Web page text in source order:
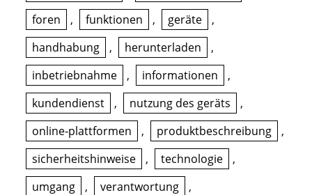
foren
, funktionen , geräte
,
handhabung
, herunterladen
,
inbetriebnahme
, informationen
,
kundendienst
, nutzung des geräts
,
online-plattformen
, produktbeschreibung
,
sicherheitshinweise
, technologie
,
umgang
, verantwortung
,